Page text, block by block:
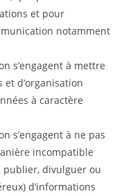
et pour
notamment
s’engagent à mettre
d’organisation
à caractère
s’engagent à ne pas
incompatible
publier, divulguer ou
d’informations